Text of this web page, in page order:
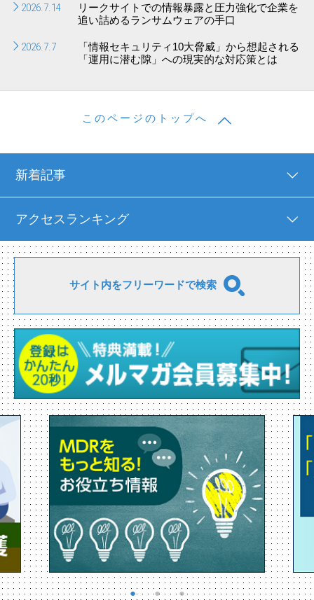
2026.7.14
リークサイトでの情報暴露と圧力強化で企業を
追い詰めるランサムウェアの手口
2026.7.7
「情報セキュリティ10大脅威」から想起される
「運用に潜む隙」への現実的な対応策とは
このページのトップへ
新着記事
アクセスランキング
サイト内をフリーワードで検索